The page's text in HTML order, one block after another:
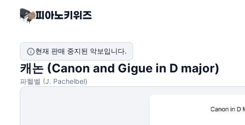
현재 판매 중지된 악보입니다.
캐논 (Canon and Gigue in D major)
파헬벨 (J. Pachelbel)